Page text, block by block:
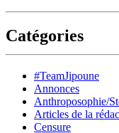
Catégories
#TeamJipoune
Annonces
Anthroposophie/
Articles de la
Censure